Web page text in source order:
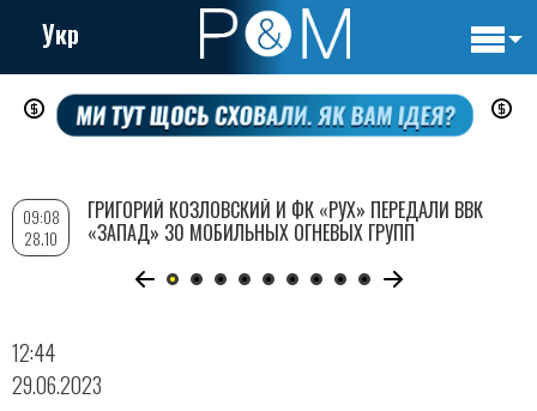
Перейти
содержанию
Укр
12:44
29.06.2023
09:08
28.10
ГРИГОРИЙ КОЗЛОВСКИЙ И ФК «РУХ» ПЕРЕДАЛИ ВВК
«ЗАПАД» 30 МОБИЛЬНЫХ ОГНЕВЫХ ГРУПП